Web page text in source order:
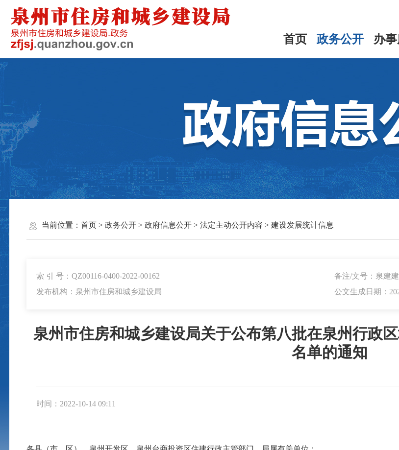
首页 政务公开 办
当前位置： 首页> 政务公开> 政府信息公开> 法定主动公开内容 > 建设发展统计信息
索 引 号：QZ00116-0400-2022-00162
备注/文号：泉建
发布机构：泉州市住房和城乡建设局
公文生成日期：
泉州市住房和城乡建设局关于公布第八批在泉州行政
名单的通知
时间：2022-10-14 09:11